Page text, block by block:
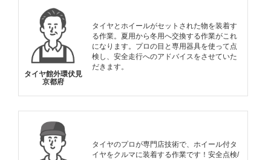
タイヤ館外環伏見
京都府
タイヤとホイールがセットされた物を装着す
る作業。夏用から冬用へ交換する作業がこれ
になります。プロの目と専用器具を使って点
検し、安全走行へのアドバイスをさせていた
だきます。
タイヤのプロが専門店技術で、ホイール付タ
イヤをクルマに装着する作業です！安全点検/